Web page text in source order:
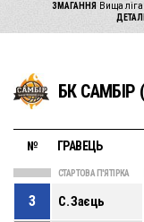
ЗМАГАННЯ Вища ліга
БК САМБІР
№ ГРАВЕЦЬ
СТАРТОВА П'ЯТІРКА
3 С. Заєць